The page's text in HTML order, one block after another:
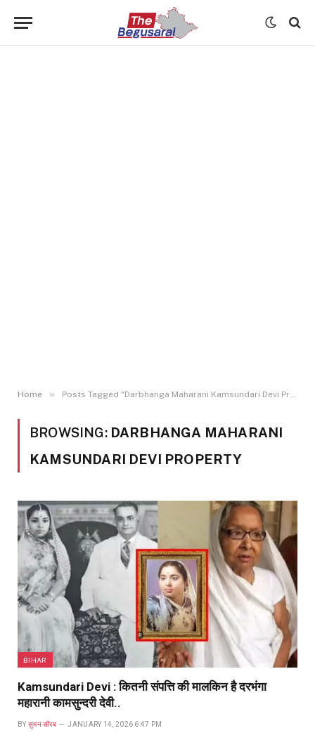
Home » Posts Tagged "Darbhanga Maharani Kamsundari Devi Property"
BROWSING: DARBHANGA MAHARANI
KAMSUNDARI DEVI PROPERTY
BIHAR
Kamsundari Devi : कितनी संपत्ति की मालकिन है दरभंगा
महारानी कामसुन्दरी देवी..
BY सुमन सौरब JANUARY 14, 2026 6:47 PM